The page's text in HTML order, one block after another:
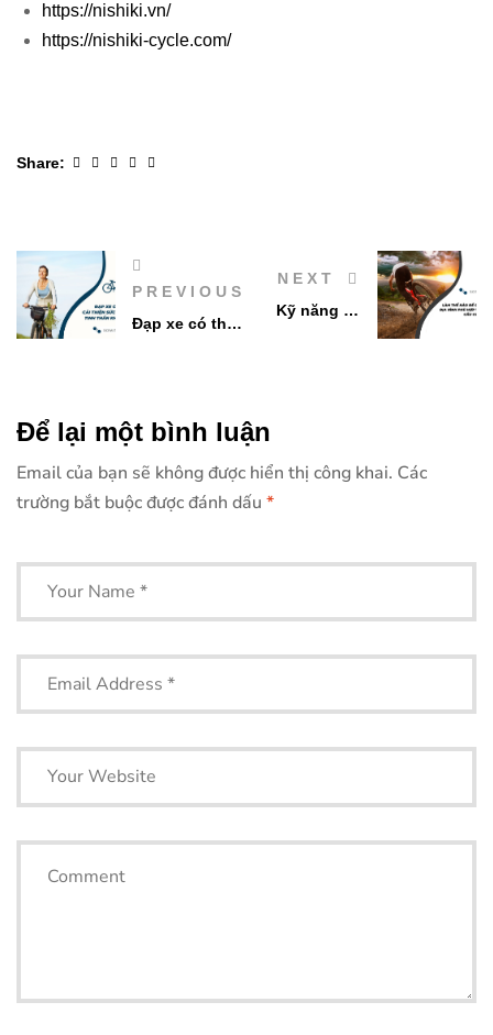
https://nishiki.vn/
https://nishiki-cycle.com/
Share: Facebook
TwitterLinkedinGoogle+
PREVIOUS
Đạp xe có thể
không?
NEXT
Kỹ năng lái
Để lại một bình luận
Email của bạn sẽ không được hiển thị công khai. Các
trường bắt buộc được đánh dấu *